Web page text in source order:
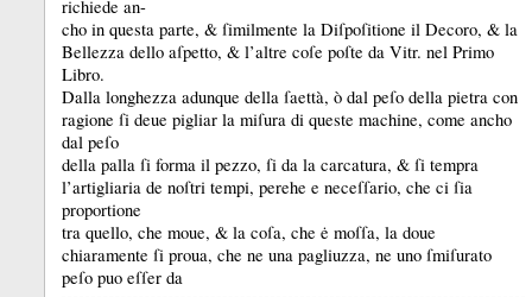
richiede an-
cho in questa parte, & ſimilmente la Diſpoſitione il Decoro, & la
Bellezza dello aſpetto, & l’altre coſe poſte da Vitr. nel Primo
Libro.
Dalla longhezza adunque della ſaettà, ò dal peſo della pietra con
ragione ſi deue pigliar la miſura di queste machine, come ancho
dal peſo
della palla ſi forma il pezzo, ſi da la carcatura, & ſi tempra
l’artigliaria de noſtri tempi, perehe e neceſſario, che ci ſia
proportione
tra quello, che moue, & la coſa, che ė moſſa, la doue
chiaramente ſi proua, che ne una pagliuzza, ne uno ſmiſurato
peſo puo eſſer da